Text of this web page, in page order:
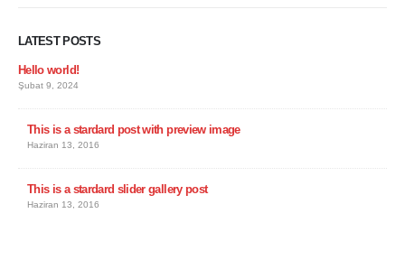
LATEST POSTS
Hello world!
Şubat 9, 2024
This is a stardard post with preview image
Haziran 13, 2016
This is a stardard slider gallery post
Haziran 13, 2016